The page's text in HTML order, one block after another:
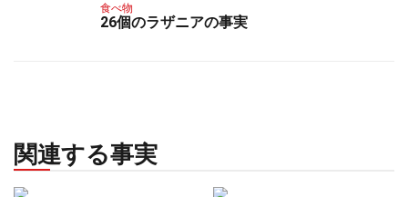
食べ物
26個のラザニアの事実
関連する事実